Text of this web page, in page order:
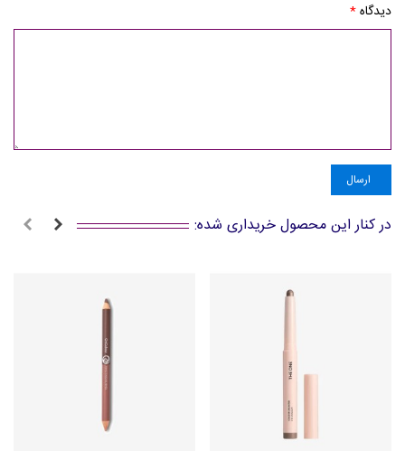
دیدگاه*
ارسال
در کنار این محصول خریداری شده: